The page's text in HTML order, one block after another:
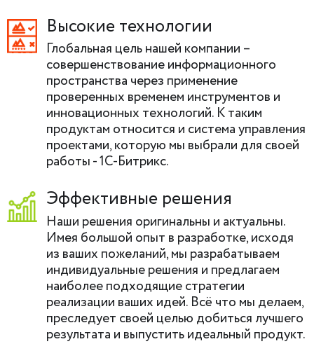
Высокие технологии
Глобальная цель нашей компании –
совершенствование информационного
пространства через применение
проверенных временем инструментов и
инновационных технологий. К таким
продуктам относится и система управления
проектами, которую мы выбрали для своей
работы - 1С-Битрикс.
Эффективные решения
Наши решения оригинальны и актуальны.
Имея большой опыт в разработке, исходя
из ваших пожеланий, мы разрабатываем
индивидуальные решения и предлагаем
наиболее подходящие стратегии
реализации ваших идей. Всё что мы делаем,
преследует своей целью добиться лучшего
результата и выпустить идеальный продукт.